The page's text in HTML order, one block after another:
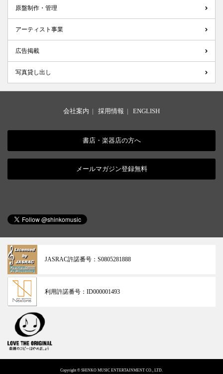
原盤制作・管理
アーティスト事業
広告掲載
写真貸し出し
会社案内 | 採用情報 | ENGLISH
書店・楽器店の方へ
メールマガジン登録無料
JASRAC許諾番号： S0805281888
利用許諾番号： ID000001493
Copyright © SHINKO MUSIC ENTERTAINMENT CO., LTD.